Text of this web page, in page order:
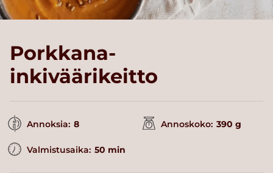
Porkkana-
inkiväärikeitto
Annoksia: 8 Annoskoko: 390 g
Valmistusaika: 50 min